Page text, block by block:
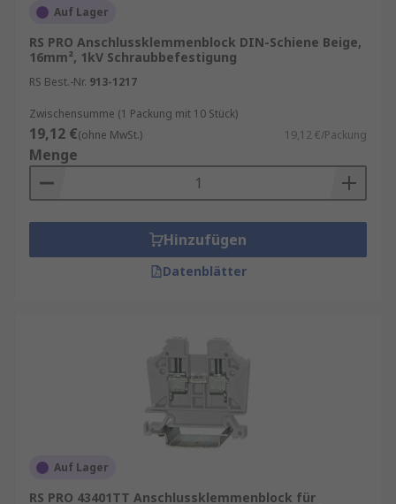
Auf Lager
RS PRO Anschlussklemmenblock DIN-Schiene Beige,
16mm², 1kV Schraubbefestigung
RS Best.-Nr. 913-1217
Zwischensumme (1 Packung mit 10 Stück)
19,12 €(ohne MwSt.) 19,12 €/Packung
Menge
Hinzufügen
Datenblätter
Auf Lager
RS PRO 43401TT Anschlussklemmenblock für